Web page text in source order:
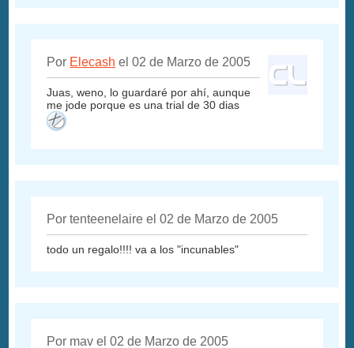
Por Elecash el 02 de Marzo de 2005
Juas, weno, lo guardaré por ahí, aunque
me jode porque es una trial de 30 dias
Por tenteenelaire el 02 de Marzo de 2005
todo un regalo!!!! va a los "incunables"
Por mav el 02 de Marzo de 2005